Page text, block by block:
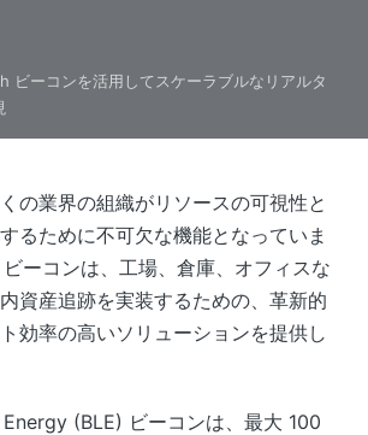
ビーコンを活用してスケーラブルなリアルタ
の業界の組織がリソースの可視性と
るために不可欠な機能となっていま
ーコンは、工場、倉庫、オフィスな
資産追跡を実装するための、革新的
効率の高いソリューションを提供し
(BLE) ビーコンは、最大 100